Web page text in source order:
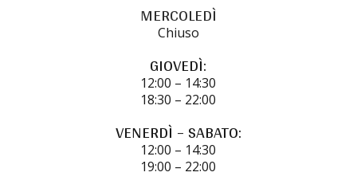
MERCOLEDÌ
Chiuso
GIOVEDÌ:
12:00 – 14:30
18:30 – 22:00
VENERDÌ – SABATO:
12:00 – 14:30
19:00 – 22:00